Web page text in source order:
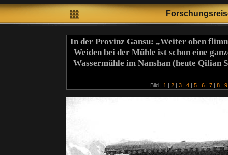
In der Provinz Gansu: „Weiter oben
Weiden bei der Mühle ist schon eine
Wassermühle im Nanshan (heute
Bild | 1 | 2 | 3 | 4 | 5 | 6 | 7 | 8 |